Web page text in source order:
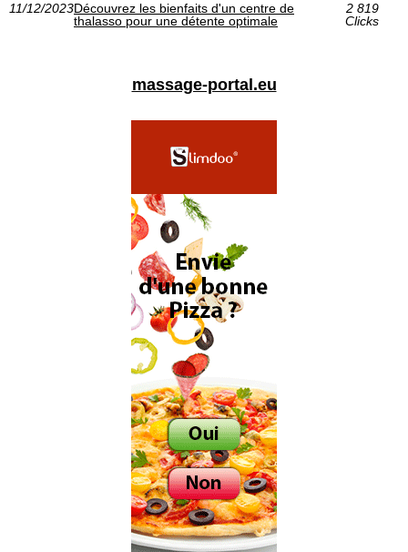
11/12/2023Découvrez les bienfaits d'un centre de
thalasso pour une détente optimale
2 819
Clicks
massage-portal.eu